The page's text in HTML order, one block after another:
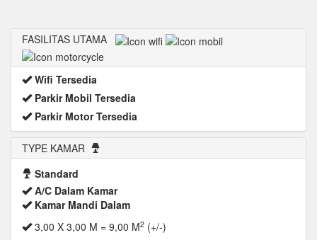
FASILITAS UTAMA
Wifi Tersedia
Parkir Mobil Tersedia
Parkir Motor Tersedia
TYPE KAMAR
Standard
A/C Dalam Kamar
Kamar Mandi Dalam
3,00 X 3,00 M = 9,00 M2 (+/-)